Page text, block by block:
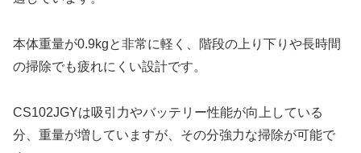
本体重量が0.9kgと非常に軽く、階段の上り下りや長時間
の掃除でも疲れにくい設計です。
CS102JGYは吸引力やバッテリー性能が向上している
分、重量が増していますが、その分強力な掃除が可能で